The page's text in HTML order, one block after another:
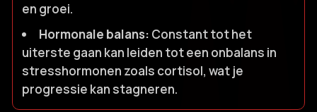
en groei.​
Hormonale balans: Constant tot het
uiterste gaan kan leiden tot een onbalans in
stresshormonen zoals cortisol, wat je
progressie kan stagneren.​